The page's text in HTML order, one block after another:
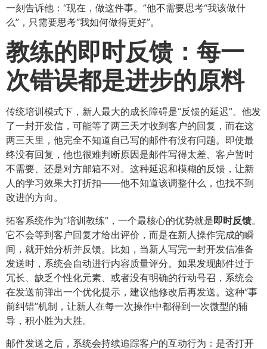
一刻告诉他：“现在，做这件事。”他不需要思考“我该做什
么”，只需要思考“我如何做得更好”。
教练的即时反馈：每一
次错误都是进步的原料
传统培训模式下，新人最大的成长障碍是“反馈的延迟”。他发
了一封开发信，可能等了两三天才收到客户的回复，而在这
两三天里，他完全不知道自己写的邮件有没有问题。即使最
终没有回复，他也很难判断原因是邮件写得太差、客户暂时
不需要、还是对方邮箱不对。这种延迟和模糊的反馈，让新
人的学习效果大打折扣——他不知道该调整什么，也找不到
改进的方向。
拓客系统作为“培训教练”，一个最核心的优势就是即时反馈​。
它不会等到客户回复才给出评价，而是在新人操作完成的瞬
间，就开始分析并反馈。比如，当新人写完一封开发信准备
发送时，系统会自动进行内容质量评分。如果发现邮件过于
冗长、缺乏个性化元素、或者没有明确的行动号召，系统会
在发送前弹出一个优化提示，建议他修改后再发送。这种“事
前纠错”机制，让新人在每一次操作中都得到一次微型的辅
导，积小胜为大胜。
邮件发送之后，系统会持续追踪客户的互动行为：是否打开